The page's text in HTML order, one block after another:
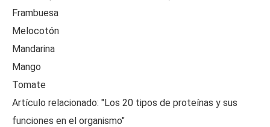
Frambuesa
Melocotón
Mandarina
Mango
Tomate
Artículo relacionado: "Los 20 tipos de proteínas y sus
funciones en el organismo"